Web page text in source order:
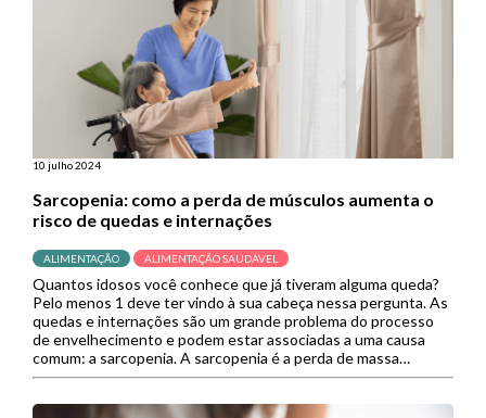
10 julho 2024
Sarcopenia: como a perda de músculos aumenta o
risco de quedas e internações
ALIMENTAÇÃO ALIMENTAÇÃO SAUDÁVEL
Quantos idosos você conhece que já tiveram alguma queda?
Pelo menos 1 deve ter vindo à sua cabeça nessa pergunta. As
quedas e internações são um grande problema do processo
de envelhecimento e podem estar associadas a uma causa
comum: a sarcopenia. A sarcopenia é a perda de massa
muscular, um efeito natural do envelhecimento […]